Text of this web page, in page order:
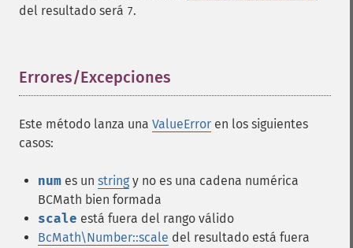
del resultado será 7.
Errores/Excepciones
Este método lanza una ValueError en los siguientes
casos:
num es un string y no es una cadena numérica
BCMath bien formada
scale está fuera del rango válido
BcMath\Number::scale del resultado está fuera